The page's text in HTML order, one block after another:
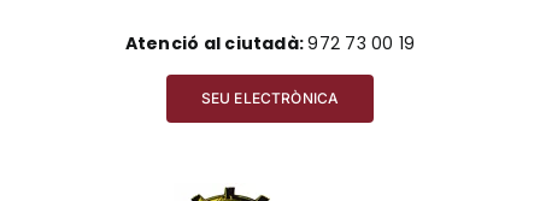
Atenció al ciutadà:972 73 00 19
SEU ELECTRÒNICA